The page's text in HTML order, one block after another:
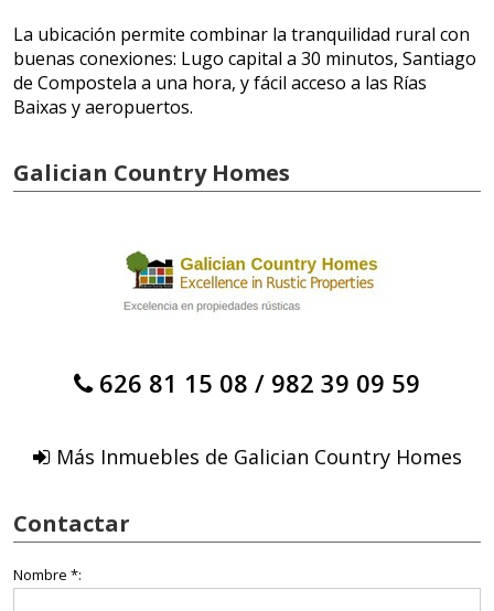
La ubicación permite combinar la tranquilidad rural con
buenas conexiones: Lugo capital a 30 minutos, Santiago
de Compostela a una hora, y fácil acceso a las Rías
Baixas y aeropuertos.
Galician Country Homes
626 81 15 08 / 982 39 09 59
Más Inmuebles de Galician Country Homes
Contactar
Nombre *: